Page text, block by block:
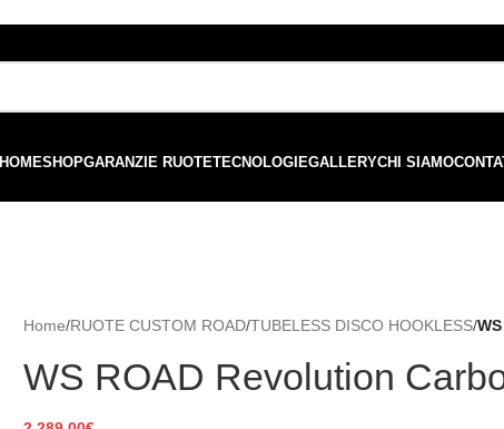
HOMESHOPGARANZIE RUOTETECNOLOGIEGALLERYCHI SIAMO
Home/RUOTE CUSTOM ROAD/TUBELESS DISCO HOOKLESS/
WS ROAD Revolution